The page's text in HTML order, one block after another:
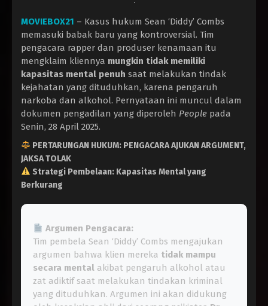
MOVIEBOX21 – Kasus hukum Sean ‘Diddy’ Combs
memasuki babak baru yang kontroversial. Tim
pengacara rapper dan produser kenamaan itu
mengklaim kliennya mungkin tidak memiliki
kapasitas mental penuh saat melakukan tindak
kejahatan yang dituduhkan, karena pengaruh
narkoba dan alkohol. Pernyataan ini muncul dalam
dokumen pengadilan yang diperoleh People pada
Senin, 28 April 2025.
PERTARUNGAN HUKUM: PENGACARA AJUKAN ARGUMENT,
JAKSA TOLAK
Strategi Pembelaan: Kapasitas Mental yang
Berkurang
Argumen Pengacara:
Tim pembela Sean ‘Diddy’ Combs mengajukan
argumen bahwa klien mereka tidak mampu
secara mental akibat pengaruh alkohol atau
zat adiktif saat melakukan tindakan kriminal
yang dituduhkan. Argumen ini akan didukung